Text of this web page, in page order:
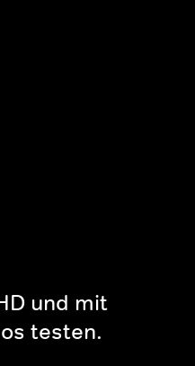
und mit
testen.